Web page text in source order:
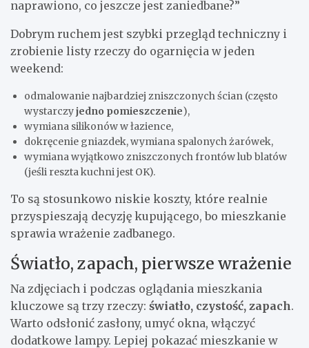
naprawiono, co jeszcze jest zaniedbane?”
Dobrym ruchem jest szybki przegląd techniczny i
zrobienie listy rzeczy do ogarnięcia w jeden
weekend:
odmalowanie najbardziej zniszczonych ścian (często
wystarczyjedno pomieszczenie),
wymiana silikonów w łazience,
dokręcenie gniazdek, wymiana spalonych żarówek,
wymiana wyjątkowo zniszczonych frontów lub blatów
(jeśli reszta kuchni jest OK).
To są stosunkowo niskie koszty, które realnie
przyspieszają decyzję kupującego, bo mieszkanie
sprawia wrażenie zadbanego.
Światło, zapach, pierwsze wrażenie
Na zdjęciach i podczas oglądania mieszkania
kluczowe są trzy rzeczy: światło, czystość, zapach.
Warto odsłonić zasłony, umyć okna, włączyć
dodatkowe lampy. Lepiej pokazać mieszkanie w